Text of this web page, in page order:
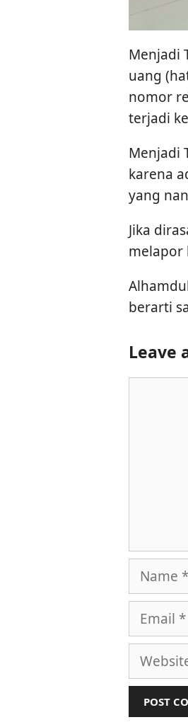
Menjadi
uang
nomor
terjadi
Menjadi
karena
yang
Jika
melapor
berarti
Leave
Name
Email
Website